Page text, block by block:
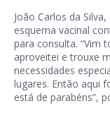
João Carlos da
esquema vacinal
para consulta. “Vim
aproveitei e trouxe
necessidades
lugares. Então aqui
está de parabéns”,